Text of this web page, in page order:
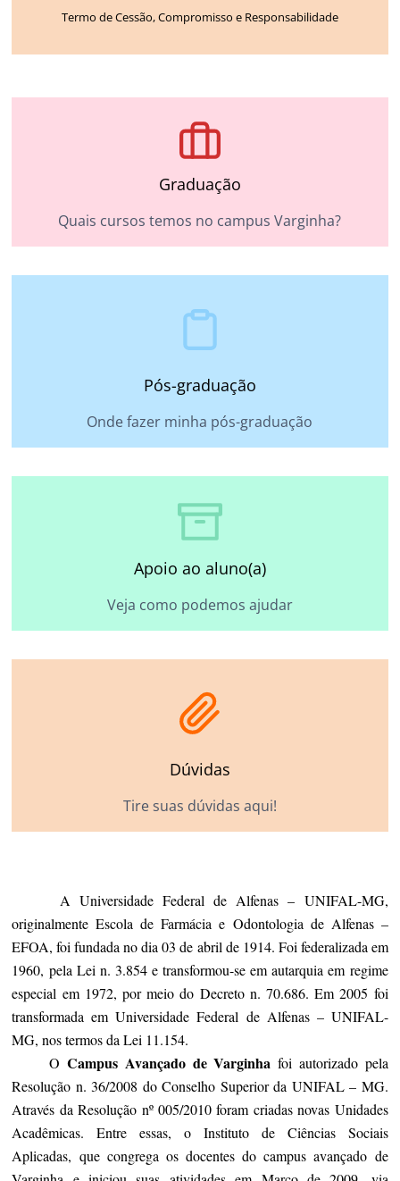
Termo de Cessão, Compromisso e Responsabilidade
Graduação
Quais cursos temos no campus Varginha?
Pós-graduação
Onde fazer minha pós-graduação
Apoio ao aluno(a)
Veja como podemos ajudar
Dúvidas
Tire suas dúvidas aqui!
A Universidade Federal de Alfenas – UNIFAL-MG,
originalmente Escola de Farmácia e Odontologia de Alfenas –
EFOA, foi fundada no dia 03 de abril de 1914. Foi federalizada em
1960, pela Lei n. 3.854 e transformou-se em autarquia em regime
especial em 1972, por meio do Decreto n. 70.686. Em 2005 foi
transformada em Universidade Federal de Alfenas – UNIFAL-
MG, nos termos da Lei 11.154.
O Campus Avançado de Varginha foi autorizado pela
Resolução n. 36/2008 do Conselho Superior da UNIFAL – MG.
Através da Resolução nº 005/2010 foram criadas novas Unidades
Acadêmicas. Entre essas, o Instituto de Ciências Sociais
Aplicadas, que congrega os docentes do campus avançado de